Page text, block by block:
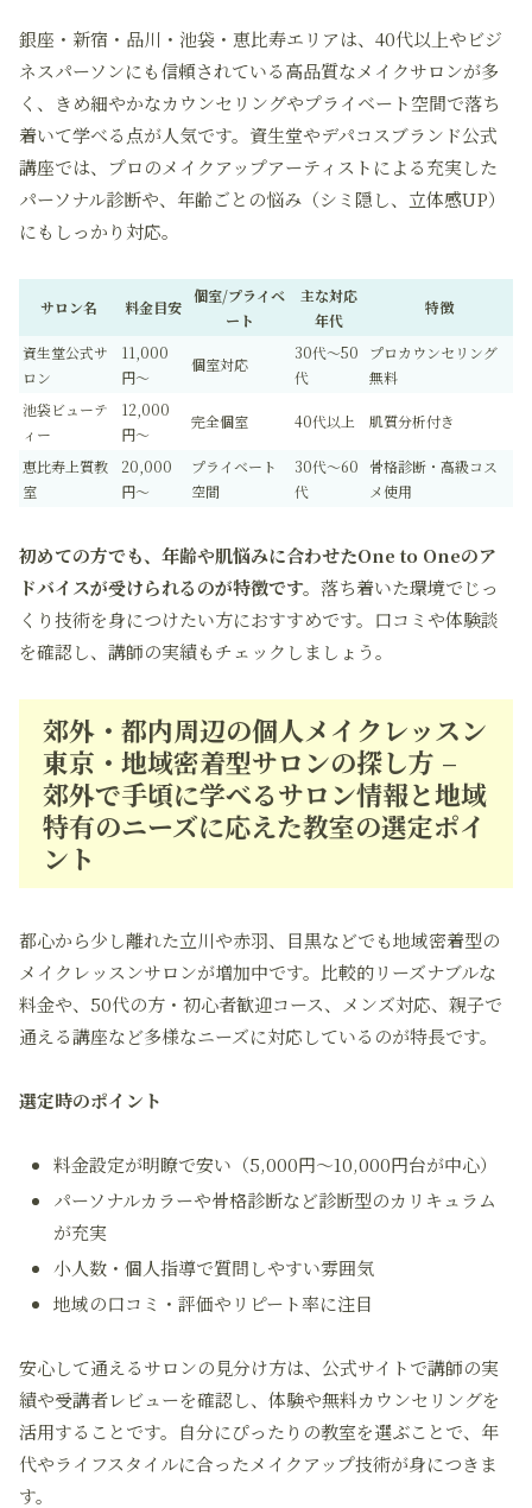
銀座・新宿・品川・池袋・恵比寿エリアは、40代以上やビジ
ネスパーソンにも信頼されている高品質なメイクサロンが多
く、きめ細やかなカウンセリングやプライベート空間で落ち
着いて学べる点が人気です。資生堂やデパコスブランド公式
講座では、プロのメイクアップアーティストによる充実した
パーソナル診断や、年齢ごとの悩み（シミ隠し、立体感UP）
にもしっかり対応。
サロン名 料金目安
個室/プライベ
ート
主な対応
年代
特徴
資生堂公式サ
ロン
11,000
円〜
個室対応
30代〜50
代
プロカウンセリング
無料
池袋ビューテ
ィー
12,000
円〜
完全個室 40代以上 肌質分析付き
恵比寿上質教
室
20,000
円〜
プライベート
空間
30代〜60
代
骨格診断・高級コス
メ使用
初めての方でも、年齢や肌悩みに合わせたOne to Oneのア
ドバイスが受けられるのが特徴です。 落ち着いた環境でじっ
くり技術を身につけたい方におすすめです。口コミや体験談
を確認し、講師の実績もチェックしましょう。
郊外・都内周辺の個人メイクレッスン
東京・地域密着型サロンの探し方 –
郊外で手頃に学べるサロン情報と地域
特有のニーズに応えた教室の選定ポイ
ント
都心から少し離れた立川や赤羽、目黒などでも地域密着型の
メイクレッスンサロンが増加中です。比較的リーズナブルな
料金や、50代の方・初心者歓迎コース、メンズ対応、親子で
通える講座など多様なニーズに対応しているのが特長です。
選定時のポイント
料金設定が明瞭で安い（5,000円～10,000円台が中心）
パーソナルカラーや骨格診断など診断型のカリキュラム
が充実
小人数・個人指導で質問しやすい雰囲気
地域の口コミ・評価やリピート率に注目
安心して通えるサロンの見分け方は、公式サイトで講師の実
績や受講者レビューを確認し、体験や無料カウンセリングを
活用することです。自分にぴったりの教室を選ぶことで、年
代やライフスタイルに合ったメイクアップ技術が身につきま
す。